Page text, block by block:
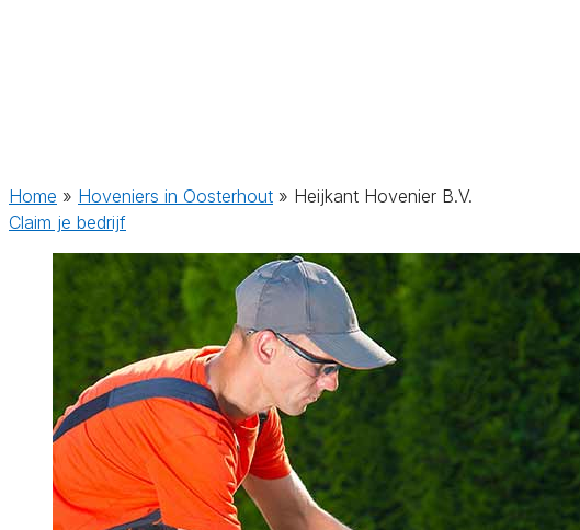
Home » Hoveniers in Oosterhout » Heijkant Hovenier B.V.
Claim je bedrijf